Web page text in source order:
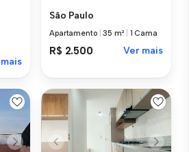
São Paulo
Apartamento |35 m² 1 Cama
R$ 2.500 Ver mais